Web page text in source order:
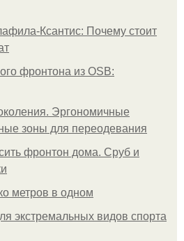
Ксантис: Почему стоит
фронтона из OSB:
Эргономичные
зоны для переодевания
фронтон дома. Сруб и
метров в одном
экстремальных видов спорта